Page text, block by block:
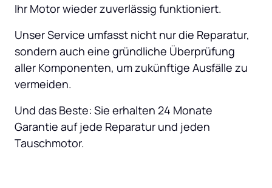
Ihr Motor wieder zuverlässig funktioniert.
Unser Service umfasst nicht nur die Reparatur,
sondern auch eine gründliche Überprüfung
aller Komponenten, um zukünftige Ausfälle zu
vermeiden.
Und das Beste: Sie erhalten 24 Monate
Garantie auf jede Reparatur und jeden
Tauschmotor.